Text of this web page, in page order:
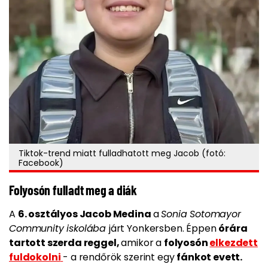
Tiktok-trend miatt fulladhatott meg Jacob (fotó:
Facebook)
Folyosón fulladt meg a diák
A 6. osztályos Jacob MedinaaSonia Sotomayor
Community iskolába járt Yonkersben. Éppenórára
tartott szerda reggel,amikor a folyosónelkezdett
fuldokolni - a rendőrök szerint egyfánkot evett.